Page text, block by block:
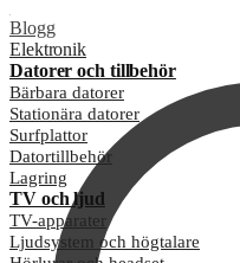
Blogg
Elektronik
Datorer och tillbehör
Bärbara datorer
Stationära datorer
Surfplattor
Datortillbehör
Lagring
TV och ljud
TV-apparater
Ljudsystem och högtalare